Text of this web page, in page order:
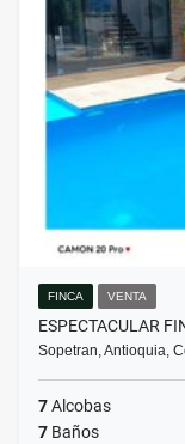
FINCA VENTA
ESPECTACULAR
Sopetran, Antioquia,
7Alcobas
7 Baños